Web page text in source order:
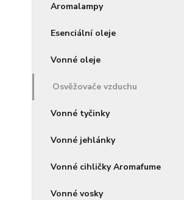
Aromalampy
Esenciální oleje
Vonné oleje
Osvěžovače vzduchu
Vonné tyčinky
Vonné jehlánky
Vonné cihličky Aromafume
Vonné vosky